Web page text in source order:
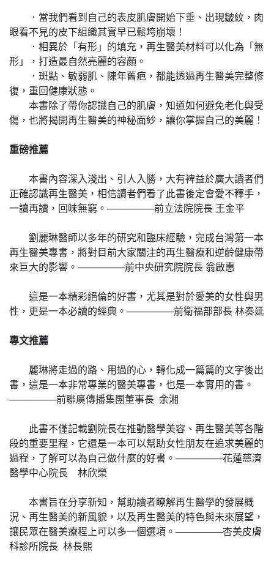
．當我們看到自己的表皮肌膚開始下垂、出現皺紋，肉
眼看不見的皮下組織其實早已鬆垮崩壞！
．相異於「有形」的填充，再生醫美材料可以化為「無
形」，打造最自然亮麗的容顏。
．斑點、敏弱肌、陳年舊疤，都能透過再生醫美完整修
復，重回健康狀態。
本書除了帶你認識自己的肌膚，知道如何避免老化與受
傷，也將揭開再生醫美的神秘面紗，讓你掌握自己的美麗！
重磅推薦
本書內容深入淺出、引人入勝，大有裨益於廣大讀者們
正確認識再生醫美，相信讀者們看了此書後定會愛不釋手，
一讀再讀，回味無窮。───────前立法院院長 王金平
劉麗琳醫師以多年的研究和臨床經驗，完成台灣第一本
再生醫美專書，將對目前大家關注的再生醫療和逆齡健康帶
來巨大的影響。───────前中央研究院院長 翁啟惠
這是一本精彩絕倫的好書，尤其是對於愛美的女性與男
性，更是一本必讀的經典。───────前衛福部部長 林奏延
專文推薦
麗琳將走過的路、用過的心，轉化成一篇篇的文字後出
書，這是一本非常專業的醫美專書，也是一本實用的書。
───────前聯廣傳播集團董事長 余湘
此書不僅記載劉院長在推動醫學美容、再生醫美等各階
段的重要里程，它還是一本可以幫助女性朋友在追求美麗的
過程，了解可以為自己做什麼的好書。───────花蓮慈濟
醫學中心院長 林欣榮
本書旨在分享新知，幫助讀者瞭解再生醫學的發展概
況、再生醫美的新風貌，以及再生醫美的特色與未來展望，
讓民眾在醫美療程上可以多一個選項。───────杏美皮膚
科診所院長 林長熙